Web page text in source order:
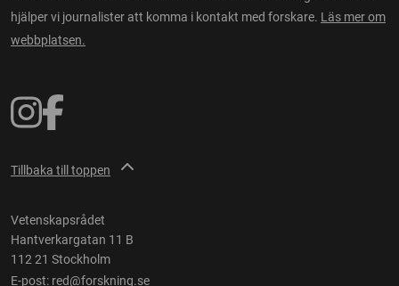
hjälper vi journalister att komma i kontakt med forskare. Läs mer om
webbplatsen.
Tillbaka till toppen
Vetenskapsrådet
Hantverkargatan 11 B
112 21 Stockholm
E-post: red@forskning.se